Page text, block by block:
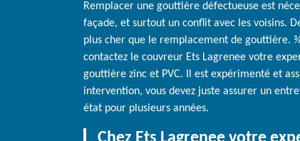
Remplacer une gouttière défectueuse est
façade, et surtout un conflit avec les voisins.
plus cher que le remplacement de gouttière.
contactez le couvreur Ets Lagrenee votre
gouttière zinc et PVC. Il est expérimenté et
intervention, vous devez juste assurer un
état pour plusieurs années.